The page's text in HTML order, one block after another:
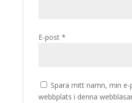
E-post *
Spara mitt namn, min
webbplats i denna